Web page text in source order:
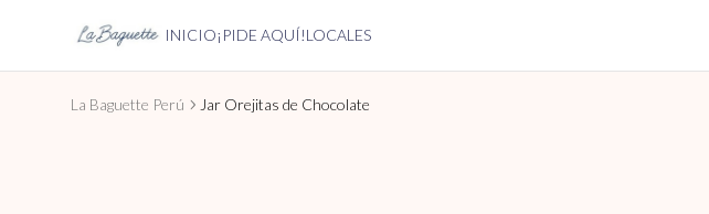
INICIO¡PIDE AQUÍ!LOCALES
La Baguette Perú Jar Orejitas de Chocolate